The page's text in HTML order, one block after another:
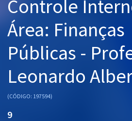
Aprovados
Controle
Área: Finanças
Públicas -
Leonardo
(CÓDIGO: 197594)
9